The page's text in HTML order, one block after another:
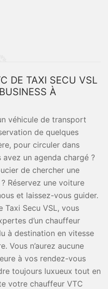
DE TAXI SECU VSL
À
véhicule de transport
de quelques
pour circuler dans
un agenda chargé ?
de chercher une
Réservez une voiture
et laissez-vous guider.
Taxi Secu VSL, vous
d’un chauffeur
à destination en vitesse
Vous n’aurez aucune
à vos rendez-vous
toujours luxueux tout en
votre chauffeur VTC